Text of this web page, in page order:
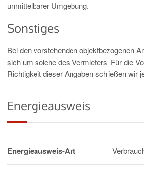
unmittelbarer Umgebung.
Sonstiges
Bei den vorstehenden objektbezogenen
sich um solche des Vermieters. Für die
Richtigkeit dieser Angaben schließen wir
Energieausweis
Energieausweis-Art